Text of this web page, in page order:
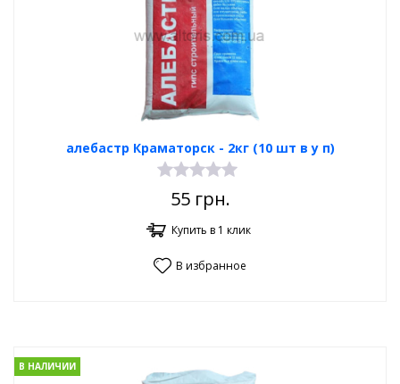
алебастр Краматорск - 2кг (10 шт в у п)
55грн.
Купить в 1 клик
В избранное
В НАЛИЧИИ